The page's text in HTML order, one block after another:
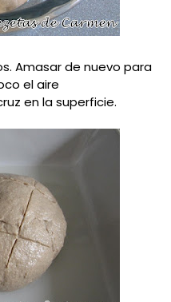
Amasar de nuevo para
el aire
en la superficie.